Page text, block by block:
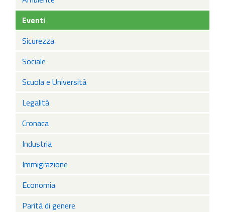
Eventi
Sicurezza
Sociale
Scuola e Università
Legalità
Cronaca
Industria
Immigrazione
Economia
Parità di genere